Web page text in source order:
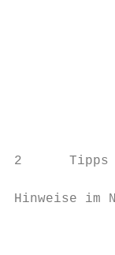
2      Tipps
Hinweise im